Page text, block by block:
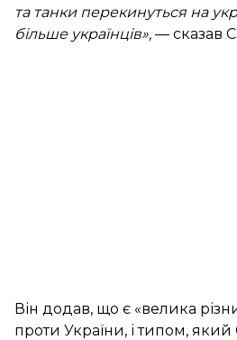
та танки перекинуться на
більше українців», — сказав
Він додав, що є «велика
проти України, і типом,